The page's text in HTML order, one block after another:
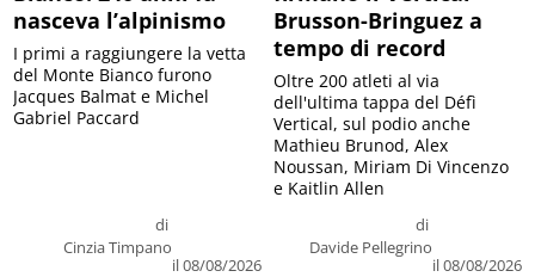
nasceva l’alpinismo
di
Cinzia Timpano
il 08/08/2026
I primi a raggiungere la vetta
del Monte Bianco furono
Jacques Balmat e Michel
Gabriel Paccard
Brusson-Bringuez a
tempo di record
di
Davide Pellegrino
il 08/08/2026
Oltre 200 atleti al via
dell'ultima tappa del Défì
Vertical, sul podio anche
Mathieu Brunod, Alex
Noussan, Miriam Di Vincenzo
e Kaitlin Allen